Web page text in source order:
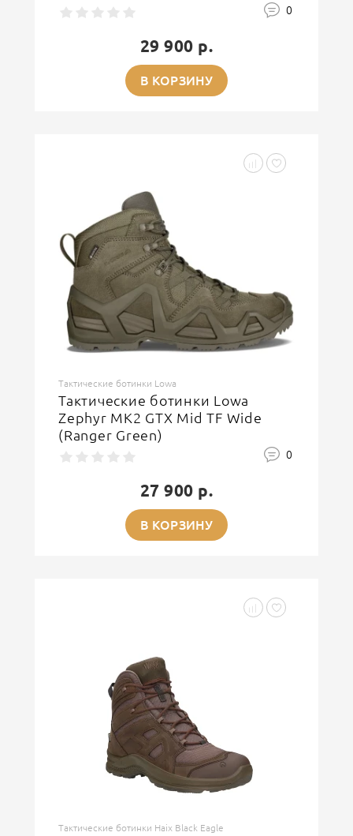
0
29 900 р.
В КОРЗИНУ
Тактические ботинки Lowa
Тактические ботинки Lowa
Zephyr MK2 GTX Mid TF Wide
(Ranger Green)
0
27 900 р.
В КОРЗИНУ
Тактические ботинки Haix Black Eagle